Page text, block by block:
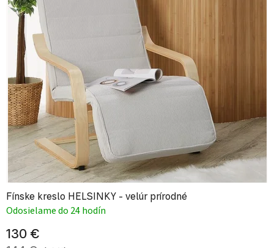
Fínske kreslo HELSINKY - velúr prírodné
Odosielame do 24 hodín
130 €